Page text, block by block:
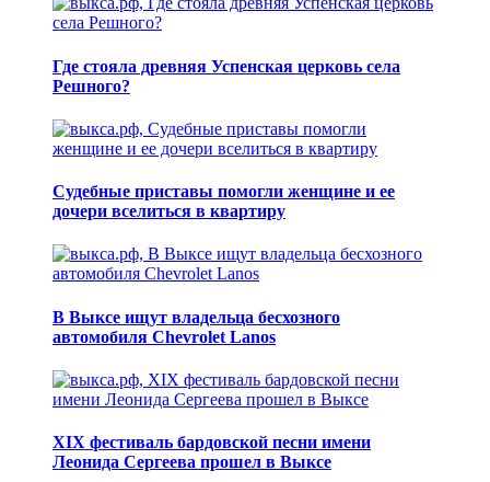
Где стояла древняя Успенская церковь села
Решного?
Судебные приставы помогли женщине и ее
дочери вселиться в квартиру
В Выксе ищут владельца бесхозного
автомобиля Chevrolet Lanos
XIX фестиваль бардовской песни имени
Леонида Сергеева прошел в Выксе